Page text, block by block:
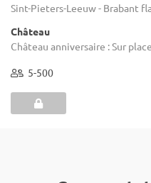
Sint-Pieters-Leeuw - Brabant
Château
Château anniversaire : Sur place.
5-500